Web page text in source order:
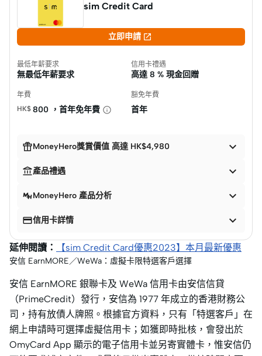
sim Credit Card
立即申請 
最低年薪要求
無最低年薪要求
信用卡禮遇
高達 8 % 現金回贈
年費
HK$ 800 ，首年免年費
豁免年費
首年
MoneyHero獎賞價值 高達 HK$4,980 
產品禮遇 
MoneyHero 產品分析 
信用卡詳情 
延伸閱讀： 【sim Credit Card優惠2023】本月最新優惠
安信 EarnMORE／WeWa：虛擬卡限特選客戶選擇
安信 EarnMORE 銀聯卡及 WeWa 信用卡由安信信貸
（PrimeCredit）發行，安信為 1977 年成立的香港財務公
司，持有放債人牌照。根據官方資料，只有「特選客戶」在
網上申請時可選擇虛擬信用卡；如獲即時批核，會發出於
OmyCard App 顯示的電子信用卡並另寄實體卡，惟安信仍